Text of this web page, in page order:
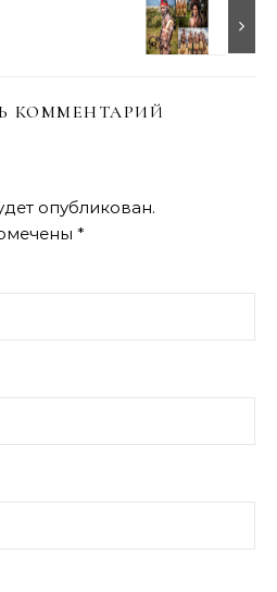
КОММЕНТАРИЙ
опубликован.
*